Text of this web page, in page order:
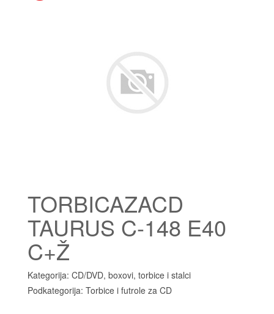
TORBICAZACD
TAURUS C-148 E40
C+Ž
Kategorija: CD/DVD, boxovi, torbice i stalci
Podkategorija: Torbice i futrole za CD